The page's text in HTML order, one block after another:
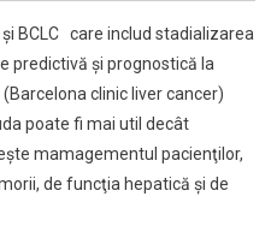
BCLC care includ stadializarea
predictivă şi prognostică la
clinic liver cancer)
poate fi mai util decât
mamagementul pacienţilor,
de funcţia hepatică şi de